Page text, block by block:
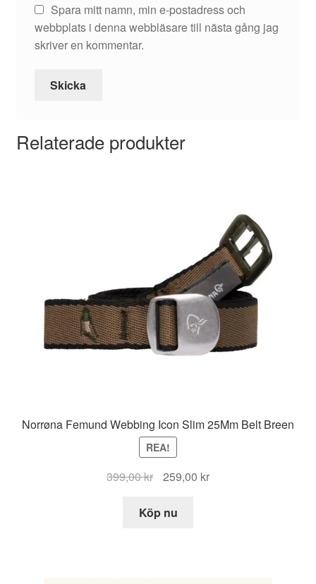
Spara mitt namn, min e-postadress och
webbplats i denna webbläsare till nästa gång jag
skriver en kommentar.
Relaterade produkter
Norrøna Femund Webbing Icon Slim 25Mm Belt Breen
REA!
399,00kr
Det
priset
259,00 krDet
Köp nu